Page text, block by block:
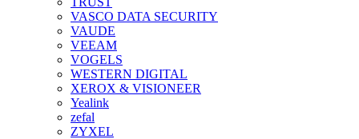
VASCO DATA SECURITY
VAUDE
VEEAM
VOGELS
WESTERN DIGITAL
XEROX & VISIONEER
Yealink
zefal
ZYXEL